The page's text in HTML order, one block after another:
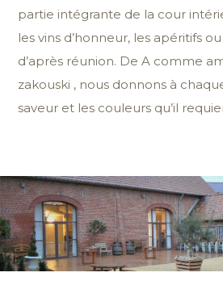
partie intégrante de la cour
les vins d’honneur, les apéritifs
d’après réunion. De A comme
zakouski , nous donnons à
saveur et les couleurs qu’il